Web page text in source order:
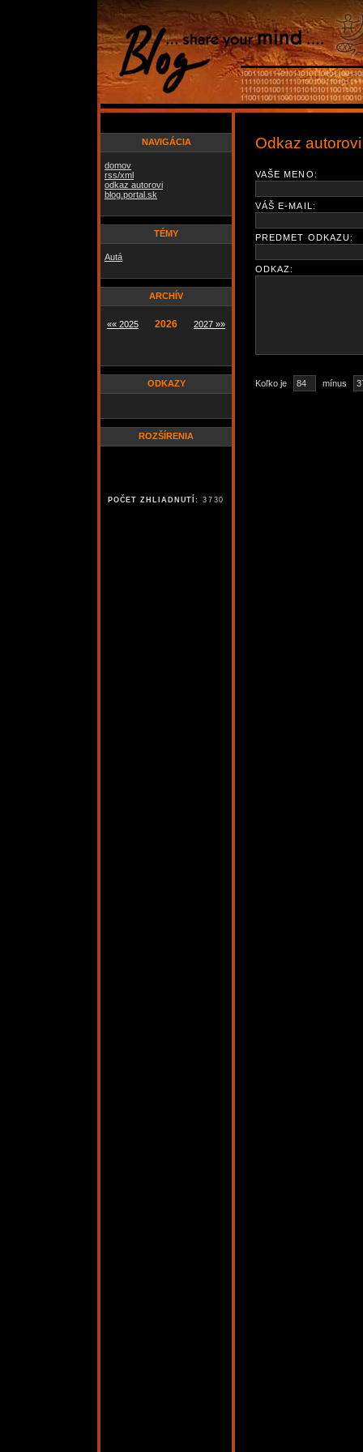
Odkaz autorovi
VAŠE MENO:
VÁŠ E-MAIL:
PREDMET ODKAZU:
ODKAZ:
Koľko je mínus
NAVIGÁCIA
domov
rss/xml
odkaz autorovi
blog.portal.sk
TÉMY
Autá
ARCHÍV
«« 2025 2026 2027 »»
ODKAZY
ROZŠÍRENIA
POČET ZHLIADNUTÍ: 3730